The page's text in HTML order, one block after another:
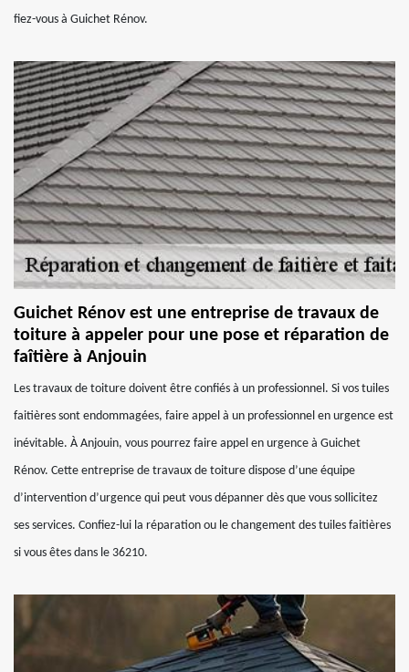
fiez-vous à Guichet Rénov.
Guichet Rénov est une entreprise de travaux de
toiture à appeler pour une pose et réparation de
faîtière à Anjouin
Les travaux de toiture doivent être confiés à un professionnel. Si vos tuiles
faitières sont endommagées, faire appel à un professionnel en urgence est
inévitable. À Anjouin, vous pourrez faire appel en urgence à Guichet
Rénov. Cette entreprise de travaux de toiture dispose d’une équipe
d’intervention d’urgence qui peut vous dépanner dès que vous sollicitez
ses services. Confiez-lui la réparation ou le changement des tuiles faitières
si vous êtes dans le 36210.